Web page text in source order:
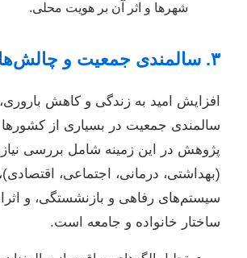
شهرها و اثر آن بر هویت محلی.
۳. سالمندی جمعیت و چالش‌های آن
افزایش امید به زندگی و کاهش
سالمندی جمعیت در بسیاری از
پژوهش در این زمینه شامل بررسی
(بهداشتی، درمانی، اجتماعی،
سیستم‌های رفاهی و بازنشستگی، و
ساختار خانواده و جامعه است.